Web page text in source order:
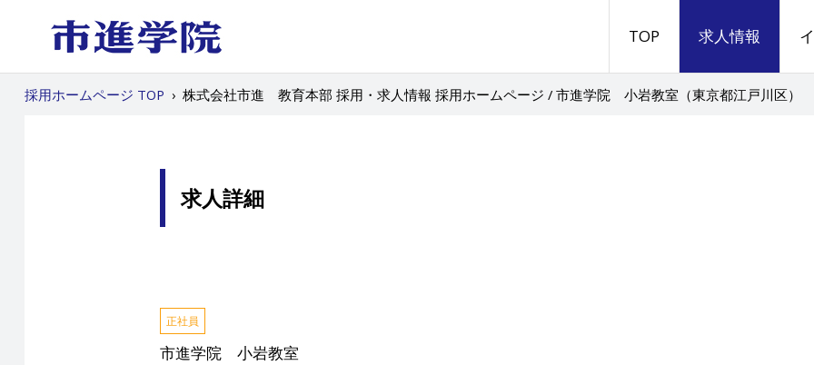
TOP 求人情報
採用ホームページ TOP › 株式会社市進 教育本部 採用・求人情報 採用ホームページ / 市進学院 小岩教室（東京都江戸川区）
求人詳細
正社員
市進学院 小岩教室